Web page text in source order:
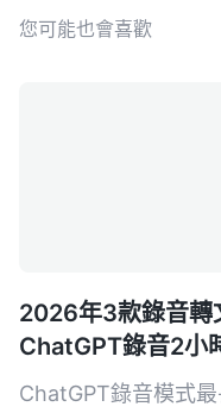
您可能也會喜歡
2026年3款錄音轉
ChatGPT錄音2小
Tinrec？
ChatGPT錄音模式